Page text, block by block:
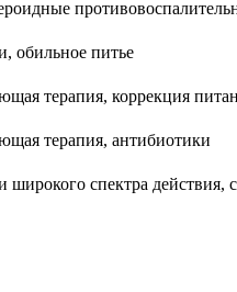
обильное питье
терапия, коррекция
терапия, антибиотики
широкого спектра действия,